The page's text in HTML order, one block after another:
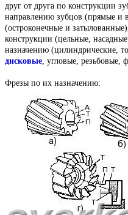
друг от друга по конструкции
направлению зубцов (прямые и
(остроконечные и
конструкции (цельные,
назначению (цилиндрические,
дисковые , угловые, резьбовые,
Фрезы по их назначению: